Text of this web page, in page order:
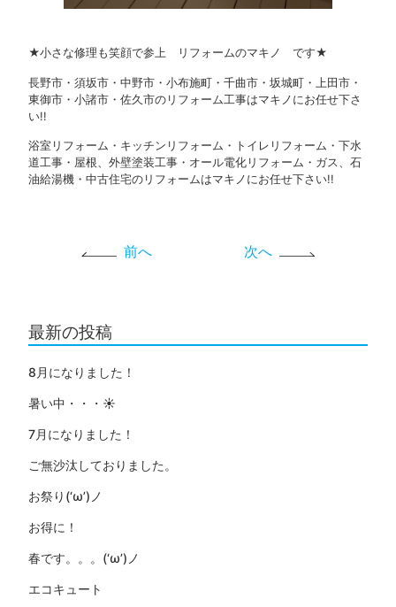
★小さな修理も笑顔で参上 リフォームのマキノ です★
長野市・須坂市・中野市・小布施町・千曲市・坂城町・上田市・
東御市・小諸市・佐久市のリフォーム工事はマキノにお任せ下さ
い!!
浴室リフォーム・キッチンリフォーム・トイレリフォーム・下水
道工事・屋根、外壁塗装工事・オール電化リフォーム・ガス、石
油給湯機・中古住宅のリフォームはマキノにお任せ下さい!!
前へ 次へ
最新の投稿
8月になりました！
暑い中・・・☀
7月になりました！
ご無沙汰しておりました。
お祭り(‘ω’)ノ
お得に！
春です。。。(‘ω’)ノ
エコキュート